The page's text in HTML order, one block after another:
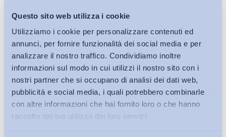
Questo sito web utilizza i cookie
Utilizziamo i cookie per personalizzare contenuti ed
annunci, per fornire funzionalità dei social media e per
analizzare il nostro traffico. Condividiamo inoltre
informazioni sul modo in cui utilizzi il nostro sito con i
nostri partner che si occupano di analisi dei dati web,
pubblicità e social media, i quali potrebbero combinarle
con altre informazioni che hai fornito loro o che hanno
raccolto dal tuo utilizzo dei loro servizi.